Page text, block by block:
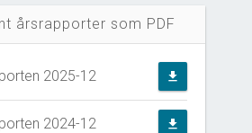
årsrapporter som PDF
2025-12 file_download
2024-12 file_download